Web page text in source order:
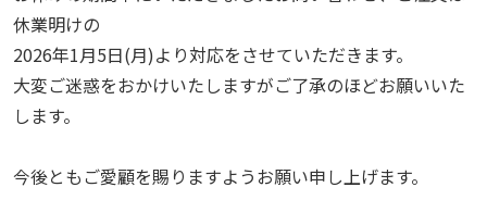
休業明けの
2026年1月5日(月)より対応をさせていただきます。
大変ご迷惑をおかけいたしますがご了承のほどお願いいた
します。
今後ともご愛顧を賜りますようお願い申し上げます。